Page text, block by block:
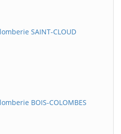
SAINT-CLOUD
BOIS-COLOMBES